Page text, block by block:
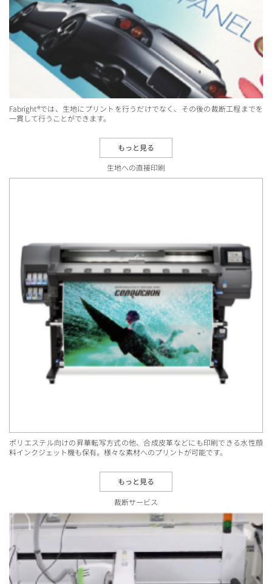
Fabright®では、生地にプリントを行うだけでなく、その後の裁断工程までを
一貫して行うことができます。
もっと見る
生地への直接印刷
ポリエステル向けの昇華転写方式の他、合成皮革などにも印刷できる水性顔
料インクジェット機も保有。様々な素材へのプリントが可能です。
もっと見る
裁断サービス